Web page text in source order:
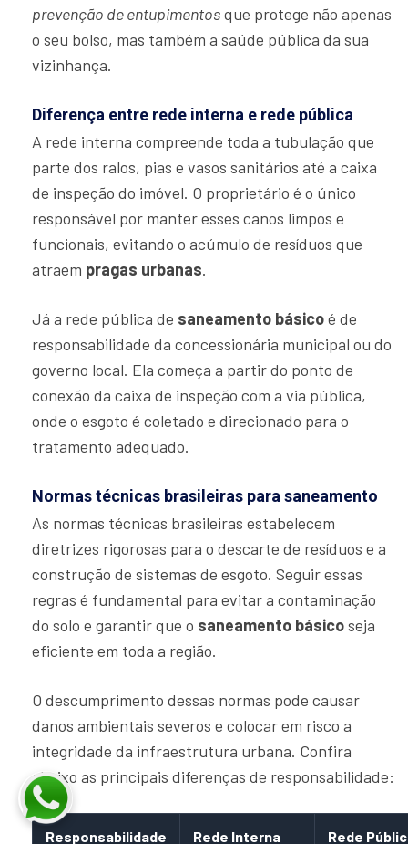
prevenção de entupimentosque protege não apenas
o seu bolso, mas também a saúde pública da sua
vizinhança.
Diferença entre rede interna e rede pública
A rede interna compreende toda a tubulação que
parte dos ralos, pias e vasos sanitários até a caixa
de inspeção do imóvel. O proprietário é o único
responsável por manter esses canos limpos e
funcionais, evitando o acúmulo de resíduos que
atraem pragas urbanas.
Já a rede pública de saneamento básicoé de
responsabilidade da concessionária municipal ou do
governo local. Ela começa a partir do ponto de
conexão da caixa de inspeção com a via pública,
onde o esgoto é coletado e direcionado para o
tratamento adequado.
Normas técnicas brasileiras para saneamento
As normas técnicas brasileiras estabelecem
diretrizes rigorosas para o descarte de resíduos e a
construção de sistemas de esgoto. Seguir essas
regras é fundamental para evitar a contaminação
do solo e garantir que o saneamento básicoseja
eficiente em toda a região.
O descumprimento dessas normas pode causar
danos ambientais severos e colocar em risco a
integridade da infraestrutura urbana. Confira
abaixo as principais diferenças de responsabilidade:
Responsabilidade Rede Interna Rede